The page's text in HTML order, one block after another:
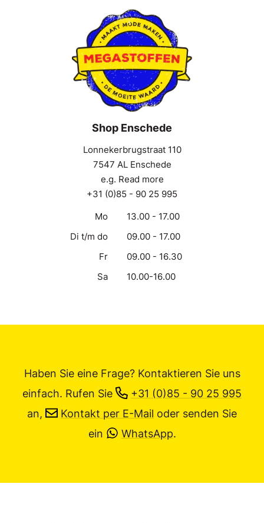
Shop Enschede
Lonnekerbrugstraat 110
7547 AL Enschede
e.g. Read more
+31 (0)85 - 90 25 995
Mo
13.00 - 17.00
Di t/m do
09.00 - 17.00
Fr
09.00 - 16.30
Sa
10.00-16.00
Haben Sie eine Frage? Kontaktieren Sie uns
einfach. Rufen Sie
+31 (0)85 - 90 25 995
an,
Kontakt per E-Mail oder senden Sie
ein
WhatsApp.